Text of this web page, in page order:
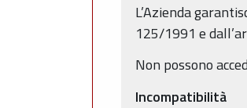
L’Azienda
125/1991 e
Non possono
Incompatibilità